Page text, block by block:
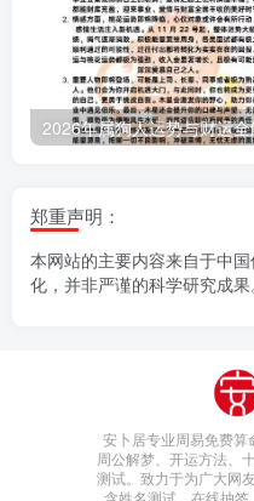
2026年属狗人运势与财运全
郑重声明：
本网站的主要内容来自于中
化，并非严谨的科学研究成果。
安卜居专业周易免费算
周公解梦、开运方法、
测试。致力于为广大网
含姓名测试，在线抽